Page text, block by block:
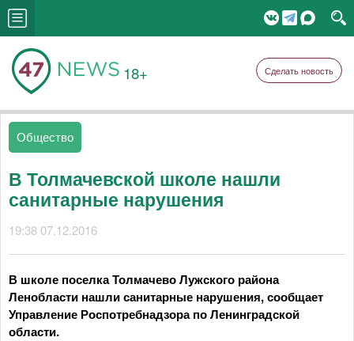
18+ Сделать новость
Общество
В Толмачевской школе нашли
санитарные нарушения
19:38 07.12.2016
В школе поселка Толмачево Лужского района
Ленобласти нашли санитарные нарушения, сообщает
Управление Роспотребнадзора по Ленинградской
области.